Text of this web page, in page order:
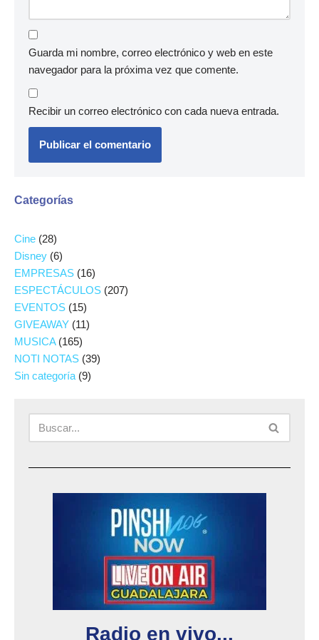
Guarda mi nombre, correo electrónico y web en este
navegador para la próxima vez que comente.
Recibir un correo electrónico con cada nueva entrada.
Categorías
Cine (28)
Disney (6)
EMPRESAS (16)
ESPECTÁCULOS (207)
EVENTOS (15)
GIVEAWAY (11)
MUSICA(165)
NOTI NOTAS (39)
Sin categoría (9)
Radio en vivo...